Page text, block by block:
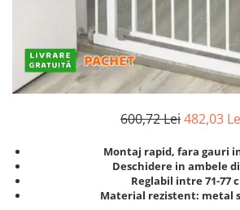
Echipament protectie bicicleta si
ski
Accesorii auto copii
Ochelari de soare
Palarii protectie UV
Accesorii plaja
600,72 Lei482,03
Montaj rapid, fara gauri
Deschidere in ambele
Reglabil intre 71-77
Material rezistent: metal